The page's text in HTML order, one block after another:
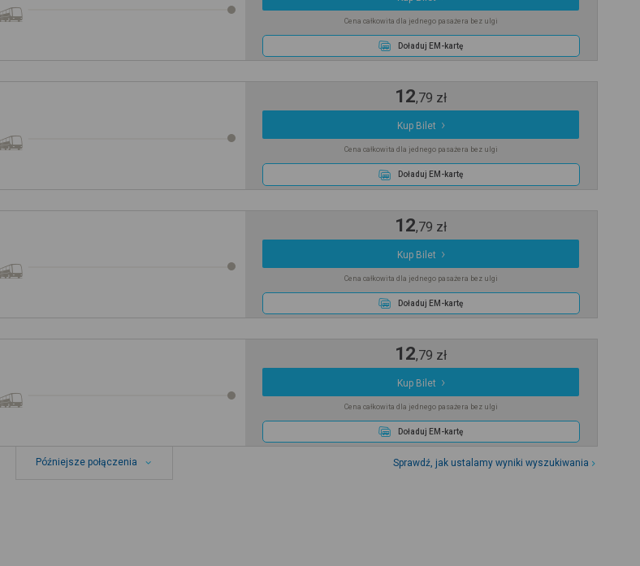
Cena całkowita dla jednego pasażera bez ulgi
Doładuj EM-kartę
12,79 zł
Kup Bilet
Cena całkowita dla jednego pasażera bez ulgi
Doładuj EM-kartę
12,79 zł
Kup Bilet
Cena całkowita dla jednego pasażera bez ulgi
Doładuj EM-kartę
12,79 zł
Kup Bilet
Cena całkowita dla jednego pasażera bez ulgi
Doładuj EM-kartę
Późniejsze połączenia Sprawdź, jak ustalamy wyniki wyszukiwania